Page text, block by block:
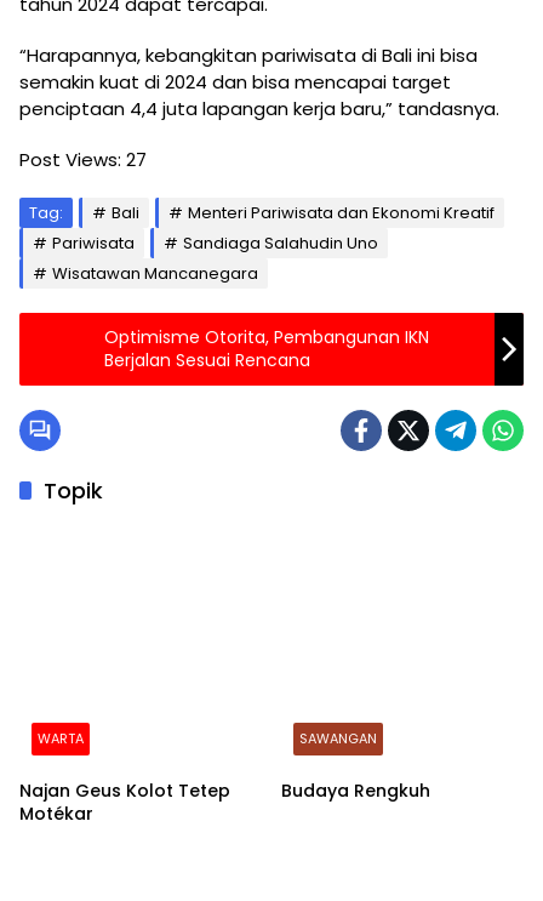
“Harapannya, kebangkitan pariwisata di Bali ini bisa
semakin kuat di 2024 dan bisa mencapai target
penciptaan 4,4 juta lapangan kerja baru,” tandasnya.
Post Views: 27
Tag: Bali
Menteri Pariwisata dan Ekonomi Kreatif
Pariwisata
Sandiaga Salahudin Uno
Wisatawan Mancanegara
Optimisme Otorita, Pembangunan IKN
Berjalan Sesuai Rencana
Topik
WARTA
Najan Geus Kolot Tetep
Motékar
SAWANGAN
Budaya Rengkuh